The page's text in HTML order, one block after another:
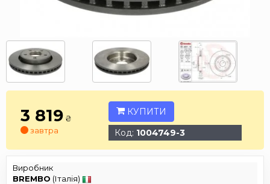
3 819 ₴
завтра
КУПИТИ
Код: 1004749-3
Виробник
BREMBO (Італія)